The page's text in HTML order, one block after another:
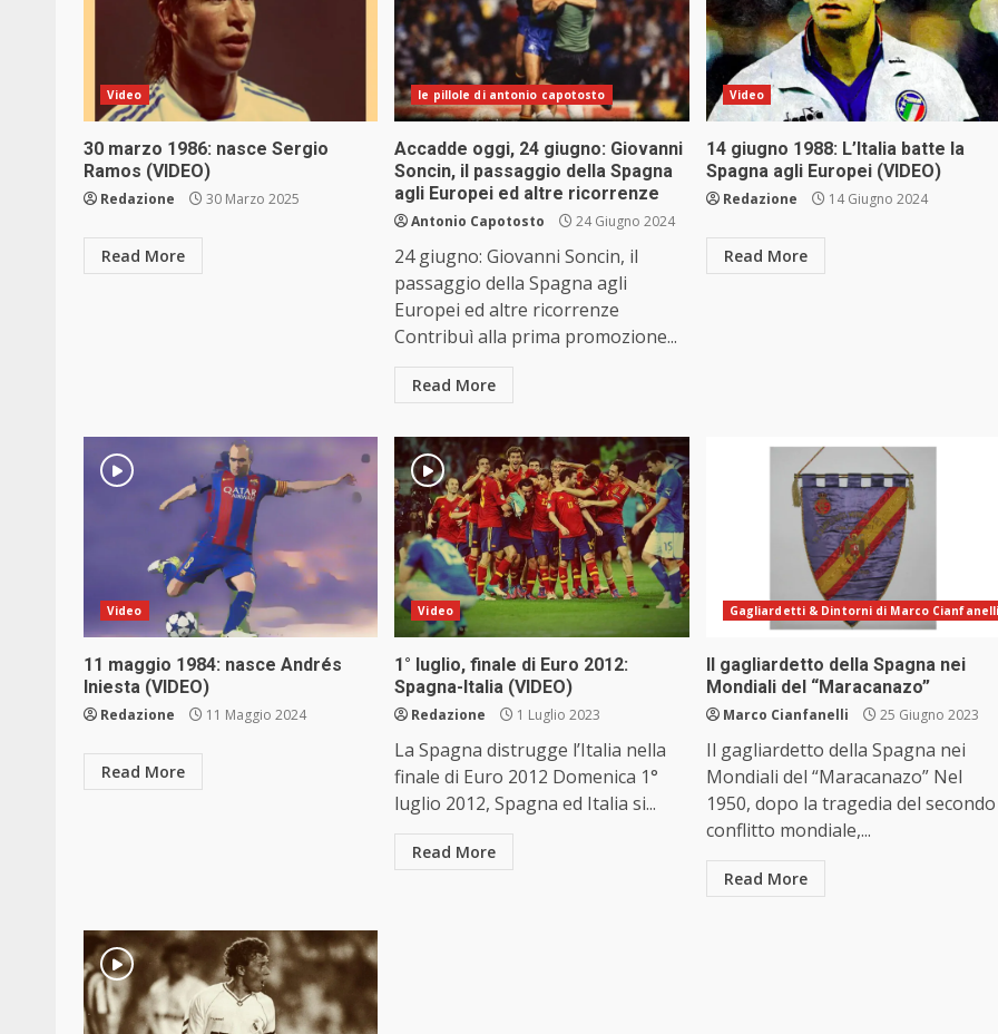
Video
30 marzo 1986: nasce Sergio
Ramos (VIDEO)
Redazione 30 Marzo 2025
Read More
le pillole di antonio capotosto
Accadde oggi, 24 giugno: Giovanni
Soncin, il passaggio della Spagna
agli Europei ed altre ricorrenze
Antonio Capotosto 24 Giugno 2024
24 giugno: Giovanni Soncin, il
passaggio della Spagna agli
Europei ed altre ricorrenze
Contribuì alla prima promozione...
Read More
Video
14 giugno 1988: L’Italia batte la
Spagna agli Europei (VIDEO)
Redazione 14 Giugno 2024
Read More
Video
11 maggio 1984: nasce Andrés
Iniesta (VIDEO)
Redazione 11 Maggio 2024
Read More
Video
1° luglio, finale di Euro 2012:
Spagna-Italia (VIDEO)
Redazione 1 Luglio 2023
La Spagna distrugge l’Italia nella
finale di Euro 2012 Domenica 1°
luglio 2012, Spagna ed Italia si...
Read More
Gagliardetti & Dintorni di Marco
Il gagliardetto della Spagna nei
Mondiali del “Maracanazo”
Marco Cianfanelli 25 Giugno 2023
Il gagliardetto della Spagna nei
Mondiali del “Maracanazo” Nel
1950, dopo la tragedia del secondo
conflitto mondiale,...
Read More